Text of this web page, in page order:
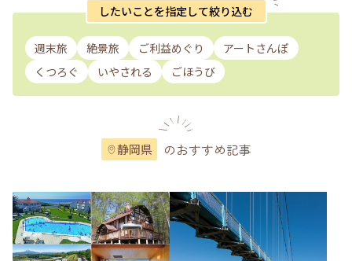
したいことを指定して絞り込む
週末旅 絶景旅 ご利益めぐり
アートさんぽ
くつろぐ
いやされる ごほうび
静岡県 のおすすめ記事